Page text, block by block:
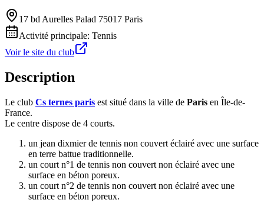
17 bd Aurelles Palad 75017 Paris
Activité principale: Tennis
Voir le site du club
Description
Le club Cs ternes paris est situé dans la ville de Paris en Île-de-
France.
Le centre dispose de 4 courts.
un jean dixmier de tennis non couvert éclairé avec une surface
en terre battue traditionnelle.
un court n°1 de tennis non couvert non éclairé avec une
surface en béton poreux.
un court n°2 de tennis non couvert non éclairé avec une
surface en béton poreux.